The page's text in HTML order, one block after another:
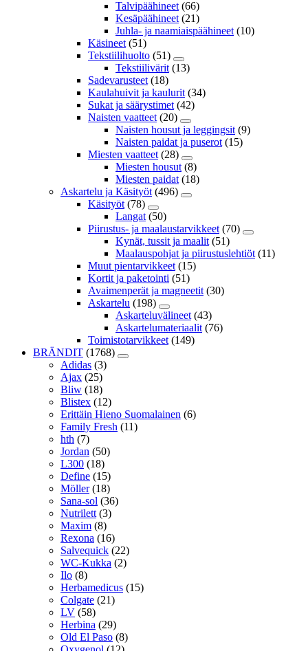
Talvipäähineet (66)
Kesäpäähineet (21)
Juhla- ja naamiaispäähineet (10)
Käsineet (51)
Tekstiilihuolto (51)
Tekstiilivärit (13)
Sadevarusteet (18)
Kaulahuivit ja kaulurit (34)
Sukat ja säärystimet (42)
Naisten vaatteet (20)
Naisten housut ja leggingsit (9)
Naisten paidat ja puserot (15)
Miesten vaatteet (28)
Miesten housut (8)
Miesten paidat (18)
Askartelu ja Käsityöt (496)
Käsityöt (78)
Langat (50)
Piirustus- ja maalaustarvikkeet (70)
Kynät, tussit ja maalit (51)
Maalauspohjat ja piirustuslehtiöt (11)
Muut pientarvikkeet (15)
Kortit ja paketointi (51)
Avaimenperät ja magneetit (30)
Askartelu (198)
Askarteluvälineet (43)
Askartelumateriaalit (76)
Toimistotarvikkeet (149)
BRÄNDIT (1768)
Adidas (3)
Ajax (25)
Bliw (18)
Blistex (12)
Erittäin Hieno Suomalainen (6)
Family Fresh (11)
hth (7)
Jordan (50)
L300 (18)
Define (15)
Möller (18)
Sana-sol (36)
Nutrilett (3)
Maxim (8)
Rexona (16)
Salvequick (22)
WC-Kukka (2)
Ilo (8)
Herbamedicus (15)
Colgate (21)
LV (58)
Herbina (29)
Old El Paso (8)